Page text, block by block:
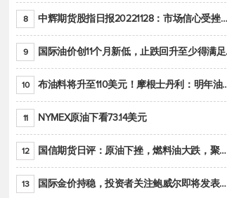
8 中辉期货股指日报20221128：市场信心受挫，股指全线回调
9 国际油价创11个月新低，止跌回升至少得满足二大条件之一
10 布油料将升至110美元！摩根士丹利：明年油市面临七大不确定性
11 NYMEX原油下看73.14美元
12 国信期货日评：原油下挫，燃料油大跌，聚烯烃谨慎回调
13 国际金价持稳，投资者关注鲍威尔即将发表的讲话